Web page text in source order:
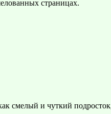
страницах.
смелый и чуткий